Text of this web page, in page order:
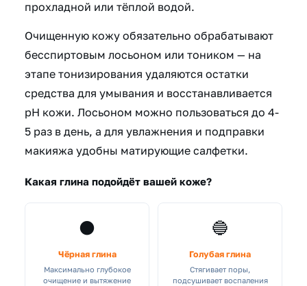
прохладной или тёплой водой.
Очищенную кожу обязательно обрабатывают
бесспиртовым лосьоном или тоником — на
этапе тонизирования удаляются остатки
средства для умывания и восстанавливается
pH кожи. Лосьоном можно пользоваться до 4-
5 раз в день, а для увлажнения и подправки
макияжа удобны матирующие салфетки.
Какая глина подойдёт вашей коже?
⚫
Чёрная глина
Максимально глубокое
очищение и вытяжение
🔵
Голубая глина
Стягивает поры,
подсушивает воспаления